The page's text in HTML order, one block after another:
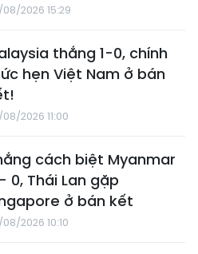
2026 15:29
thắng 1-0, chính
hẹn Việt Nam ở bán
2026 11:00
cách biệt Myanmar
0, Thái Lan gặp
ở bán kết
2026 10:10